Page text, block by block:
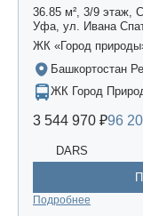
36.85 м², 3/9 этаж,
Уфа, ул. Ивана
ЖК «Город
Башкортостан
ЖК Город
3 544 970 ₽96
DARS
Подробнее